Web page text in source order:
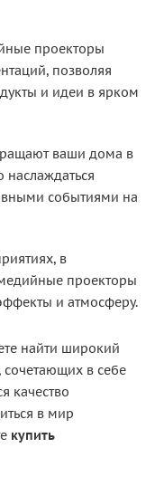
проекторы
позволяя
и идеи в ярком
ваши дома в
событиями на
в
проекторы
и атмосферу.
найти широкий
в себе
качество
в мир
купить